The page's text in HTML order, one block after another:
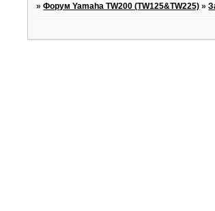
»Форум Yamaha TW200 (TW125&TW225) »